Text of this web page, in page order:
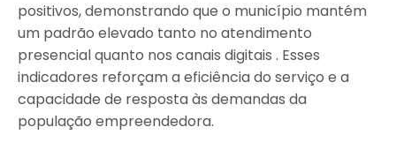
positivos, demonstrando que o município mantém
um padrão elevado tanto no atendimento
presencial quanto nos canais digitais . Esses
indicadores reforçam a eficiência do serviço e a
capacidade de resposta às demandas da
população empreendedora.